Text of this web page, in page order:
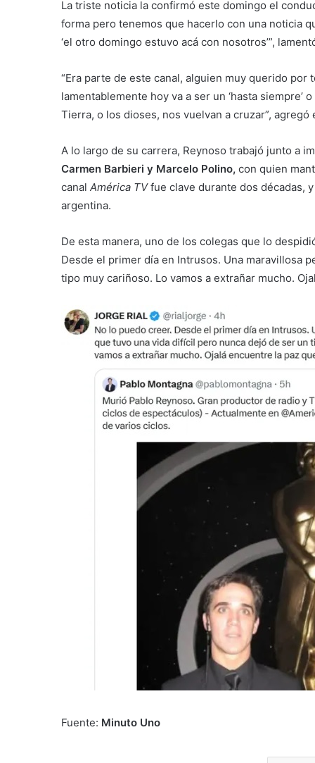
La triste noticia la confirmó este domingo el
forma pero tenemos que hacerlo con una noticia
‘el otro domingo estuvo acá con nosotros’”,
“Era parte de este canal, alguien muy querido
lamentablemente hoy va a ser un ‘hasta siempre’
Tierra, o los dioses, nos vuelvan a cruzar”,
A lo largo de su carrera, Reynoso trabajó junto a
Carmen Barbieri y Marcelo Polino, con quien
canal América TVfue clave durante dos décadas,
argentina.
De esta manera, uno de los colegas que lo
Desde el primer día en Intrusos. Una maravillosa
tipo muy cariñoso. Lo vamos a extrañar mucho.
Fuente: Minuto Uno